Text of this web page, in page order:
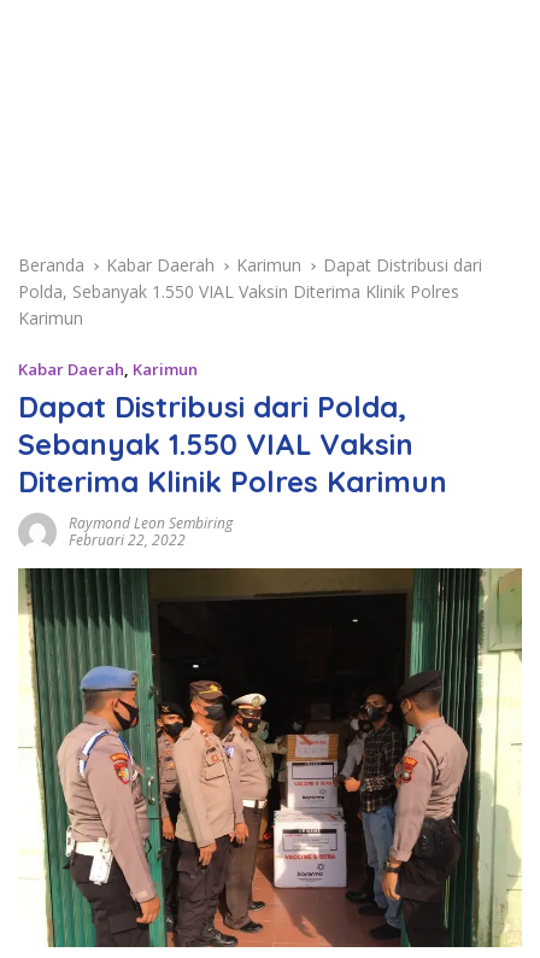
Beranda Kabar Daerah Karimun
Dapat Distribusi dari
Polda, Sebanyak 1.550 VIAL Vaksin Diterima Klinik Polres
Karimun
Kabar Daerah, Karimun
Dapat Distribusi dari Polda,
Sebanyak 1.550 VIAL Vaksin
Diterima Klinik Polres Karimun
Raymond Leon Sembiring
Februari 22, 2022